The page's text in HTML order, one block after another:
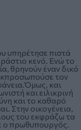
υπηρέτησε πιστά
κενό. Ενώ το
θρηνούν έναν δικό
τον
και
και ειλικρινή
και το καθαρό
Στην οικογένεια,
του εκφράζω τα
ο πρωθυπουργός.